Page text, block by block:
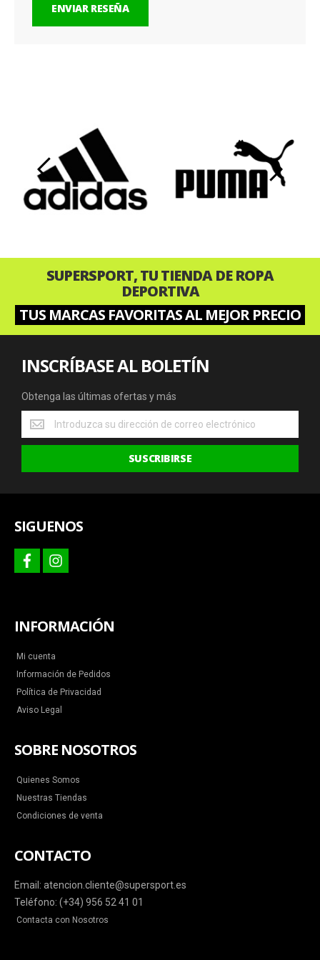
ENVIAR RESEÑA
‹ ›
SUPERSPORT, TU TIENDA DE ROPA
DEPORTIVA
TUS MARCAS FAVORITAS AL MEJOR PRECIO
INSCRÍBASE AL BOLETÍN
Obtenga las últimas ofertas y más
Obtenga
las
últimas
y
SUSCRIBIRSE
SIGUENOS
facebookinstagram
INFORMACIÓN
Mi cuenta
Información de Pedidos
Política de Privacidad
Aviso Legal
SOBRE NOSOTROS
Quienes Somos
Nuestras Tiendas
Condiciones de venta
CONTACTO
Email: atencion.cliente@supersport.es
Teléfono: (+34) 956 52 41 01
Contacta con Nosotros